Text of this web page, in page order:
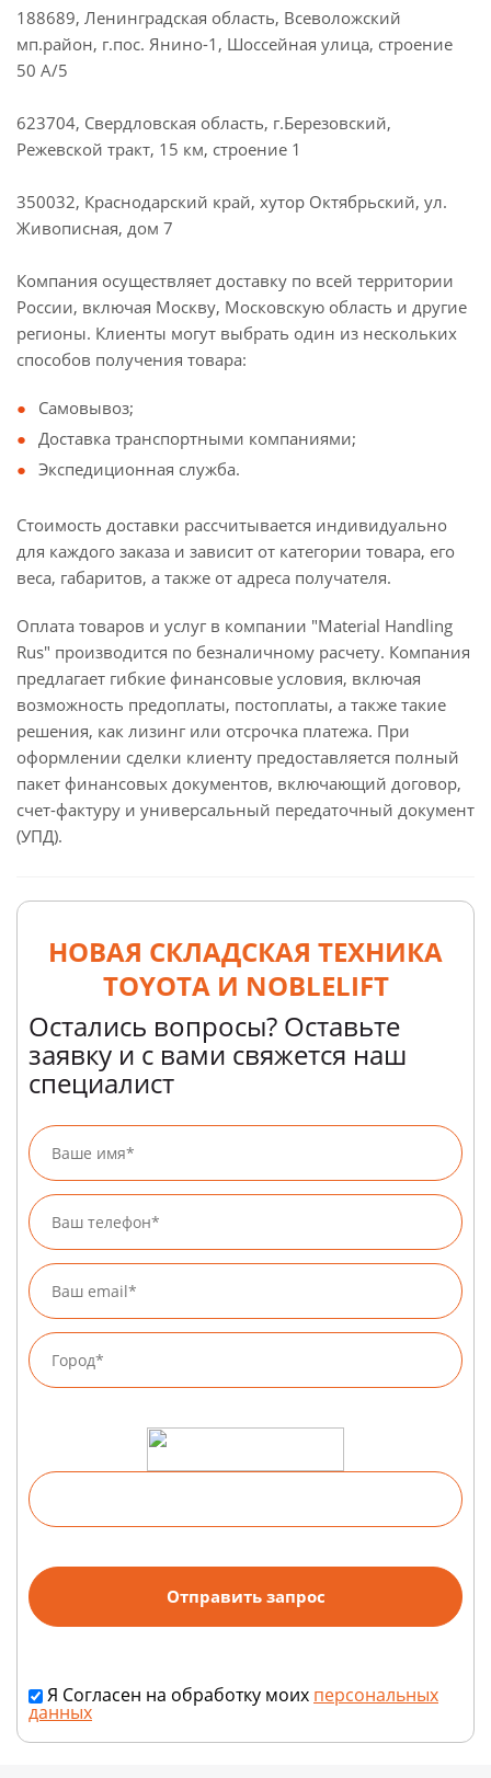
188689, Ленинградская область, Всеволожский
мп.район, г.пос. Янино-1, Шоссейная улица, строение
50 А/5
623704, Свердловская область, г.Березовский,
Режевской тракт, 15 км, строение 1
350032, Краснодарский край, хутор Октябрьский, ул.
Живописная, дом 7
Компания осуществляет доставку по всей территории
России, включая Москву, Московскую область и другие
регионы. Клиенты могут выбрать один из нескольких
способов получения товара:
Самовывоз;
Доставка транспортными компаниями;
Экспедиционная служба.
Стоимость доставки рассчитывается индивидуально
для каждого заказа и зависит от категории товара, его
веса, габаритов, а также от адреса получателя.
Оплата товаров и услуг в компании "Material Handling
Rus" производится по безналичному расчету. Компания
предлагает гибкие финансовые условия, включая
возможность предоплаты, постоплаты, а также такие
решения, как лизинг или отсрочка платежа. При
оформлении сделки клиенту предоставляется полный
пакет финансовых документов, включающий договор,
счет-фактуру и универсальный передаточный документ
(УПД).
НОВАЯ СКЛАДСКАЯ ТЕХНИКА
TOYOTA И NOBLELIFT
Остались вопросы? Оставьте
заявку и с вами свяжется наш
специалист
Я Согласен на обработку моих персональных
данных